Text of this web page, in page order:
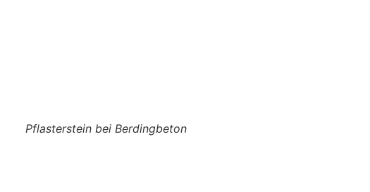
Pflasterstein bei Berdingbeton